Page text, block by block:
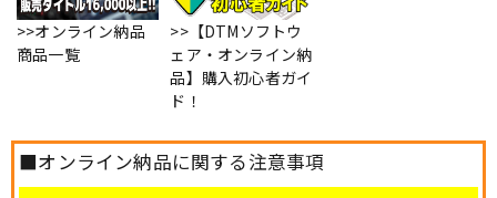
>>オンライン納品
商品一覧
>>【DTMソフトウ
ェア・オンライン納
品】購入初心者ガイ
ド！
■オンライン納品に関する注意事項